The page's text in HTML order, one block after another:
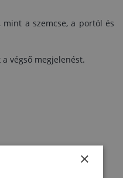
mint a szemcse, a portól és
végső megjelenést.
×